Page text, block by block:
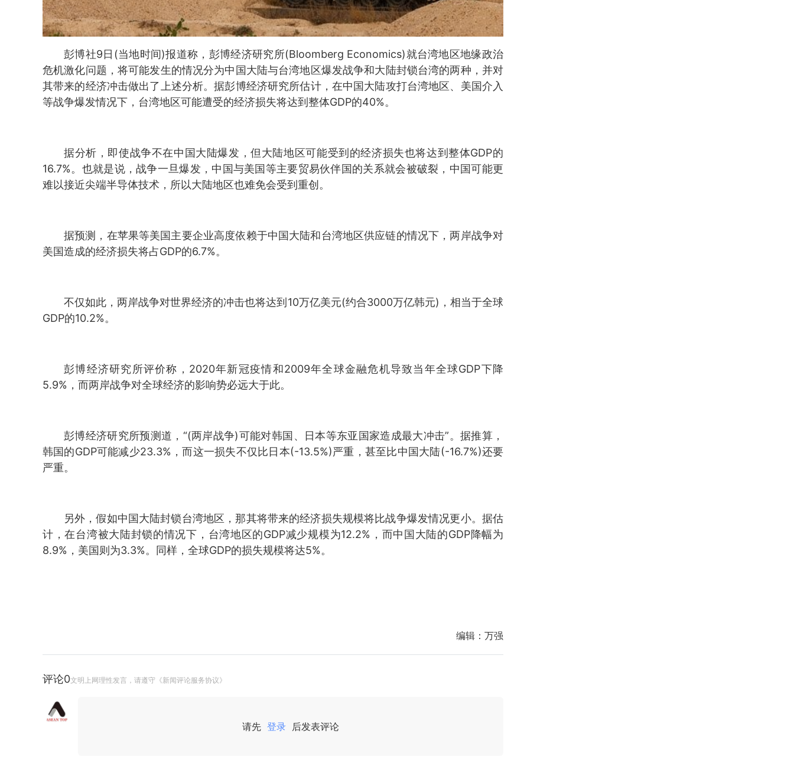
彭博社9日(当地时间)报道称，彭博经济研究所(Bloomberg Economics)就台湾地区地缘政治
危机激化问题，将可能发生的情况分为中国大陆与台湾地区爆发战争和大陆封锁台湾的两种，并对
其带来的经济冲击做出了上述分析。据彭博经济研究所估计，在中国大陆攻打台湾地区、美国介入
等战争爆发情况下，台湾地区可能遭受的经济损失将达到整体GDP的40%。
据分析，即使战争不在中国大陆爆发，但大陆地区可能受到的经济损失也将达到整体GDP的
16.7%。也就是说，战争一旦爆发，中国与美国等主要贸易伙伴国的关系就会被破裂，中国可能更
难以接近尖端半导体技术，所以大陆地区也难免会受到重创。
据预测，在苹果等美国主要企业高度依赖于中国大陆和台湾地区供应链的情况下，两岸战争对
美国造成的经济损失将占GDP的6.7%。
不仅如此，两岸战争对世界经济的冲击也将达到10万亿美元(约合3000万亿韩元)，相当于全球
GDP的10.2%。
彭博经济研究所评价称，2020年新冠疫情和2009年全球金融危机导致当年全球GDP下降
5.9%，而两岸战争对全球经济的影响势必远大于此。
彭博经济研究所预测道，“(两岸战争)可能对韩国、日本等东亚国家造成最大冲击”。据推算，
韩国的GDP可能减少23.3%，而这一损失不仅比日本(-13.5%)严重，甚至比中国大陆(-16.7%)还要
严重。
另外，假如中国大陆封锁台湾地区，那其将带来的经济损失规模将比战争爆发情况更小。据估
计，在台湾被大陆封锁的情况下，台湾地区的GDP减少规模为12.2%，而中国大陆的GDP降幅为
8.9%，美国则为3.3%。同样，全球GDP的损失规模将达5%。
编辑： 万强
评论0文明上网理性发言，请遵守《新闻评论服务协议》
请先 登录 后发表评论